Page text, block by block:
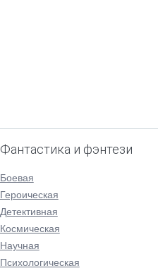
Фантастика и фэнтези
Боевая
Героическая
Детективная
Космическая
Научная
Психологическая